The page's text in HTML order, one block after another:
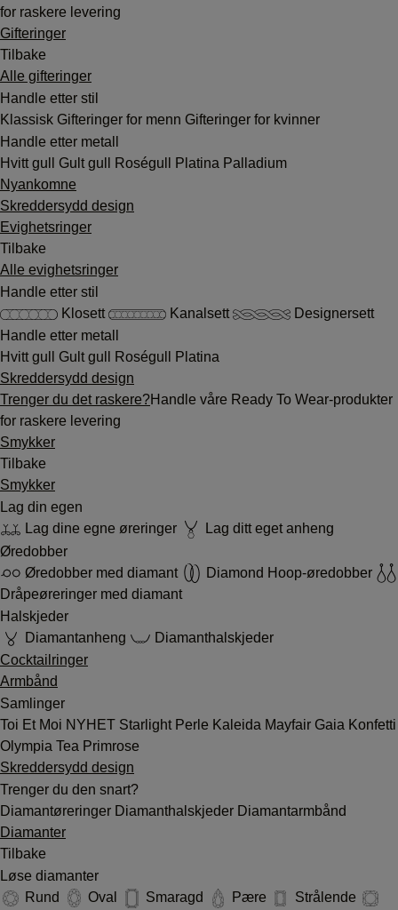
for raskere levering
Gifteringer
Tilbake
Alle gifteringer
Handle etter stil
Klassisk Gifteringer for menn Gifteringer for kvinner
Handle etter metall
Hvitt gull Gult gull Roségull Platina Palladium
Nyankomne
Skreddersydd design
Evighetsringer
Tilbake
Alle evighetsringer
Handle etter stil
Klosett
Kanalsett
Designersett
Handle etter metall
Hvitt gull Gult gull Roségull
Platina
Skreddersydd design
Trenger du det raskere?Handle våre Ready To Wear-produkter
for raskere levering
Smykker
Tilbake
Smykker
Lag din egen
Lag dine egne øreringer
Lag ditt eget anheng
Øredobber
Øredobber med diamant
Diamond Hoop-øredobber
Dråpeøreringer med diamant
Halskjeder
Diamantanheng
Diamanthalskjeder
Cocktailringer
Armbånd
Samlinger
Toi Et Moi NYHET Starlight Perle Kaleida Mayfair Gaia Konfetti
Olympia Tea Primrose
Skreddersydd design
Trenger du den snart?
Diamantøreringer Diamanthalskjeder Diamantarmbånd
Diamanter
Tilbake
Løse diamanter
Rund
Oval Smaragd Pære
Strålende